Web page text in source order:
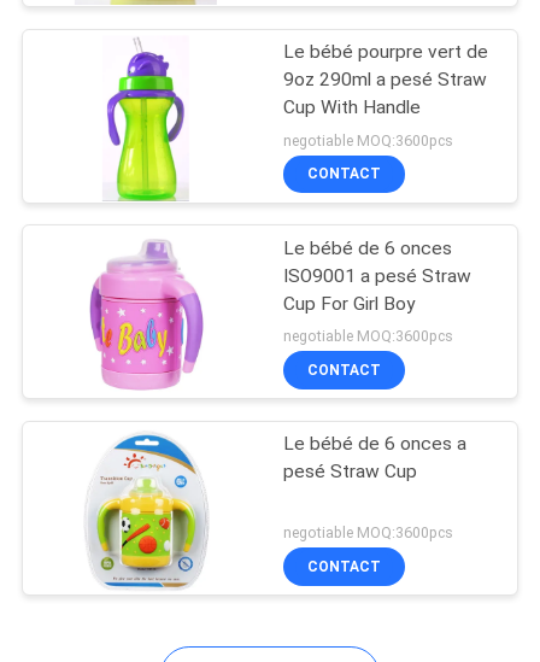
Cuvettes et cuillères
de alimentation de
bébé
Cuillère de
alimentation de
bébé
Le bébé pourpre vert de
9oz 290ml a pesé Straw
Cup With Handle
negotiable MOQ:3600pcs
CONTACT
Le bébé de 6 onces
ISO9001 a pesé Straw
Cup For Girl Boy
negotiable MOQ:3600pcs
CONTACT
Le bébé de 6 onces a
pesé Straw Cup
negotiable MOQ:3600pcs
CONTACT